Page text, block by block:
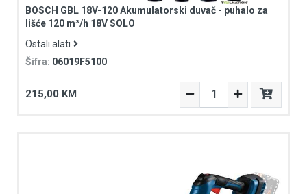
BOSCH GBL 18V-120 Akumulatorski duvač - puhalo za
lišće 120 m³/h 18V SOLO
Ostali alati
Šifra: 06019F5100
215,00 KM